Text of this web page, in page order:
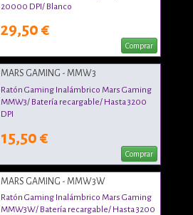
20000 DPI/ Blanco
29,50 €
Comprar
MARS GAMING - MMW3
Ratón Gaming Inalámbrico Mars Gaming
MMW3/ Batería recargable/ Hasta 3200
DPI
15,50 €
Comprar
MARS GAMING - MMW3W
Ratón Gaming Inalámbrico Mars Gaming
MMW3W/ Batería recargable/ Hasta 3200